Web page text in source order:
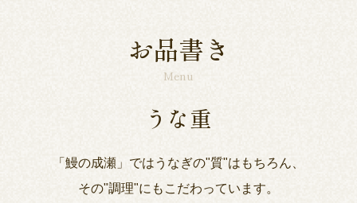
お品書き
Menu
うな重
「鰻の成瀬」ではうなぎの"質"はもちろん、
その"調理"にもこだわっています。